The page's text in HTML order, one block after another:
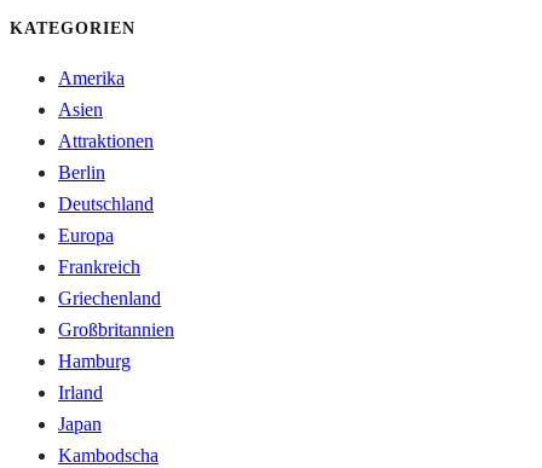
KATEGORIEN
Amerika
Asien
Attraktionen
Berlin
Deutschland
Europa
Frankreich
Griechenland
Großbritannien
Hamburg
Irland
Japan
Kambodscha